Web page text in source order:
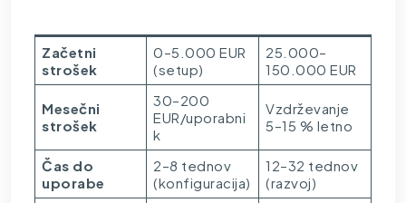
Začetni
strošek
0–5.000 EUR
(setup)
25.000–
150.000 EUR
Mesečni
strošek
30–200
EUR/uporabni
k
Vzdrževanje
5–15 % letno
Čas do
uporabe
2–8 tednov
(konfiguracija)
12–32 tednov
(razvoj)